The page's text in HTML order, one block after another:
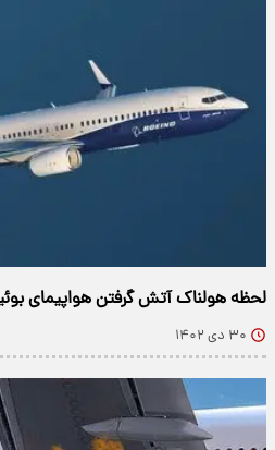
لحظه هولناک آتش گرفتن هواپیمای
۳۰ دی ۱۴۰۲